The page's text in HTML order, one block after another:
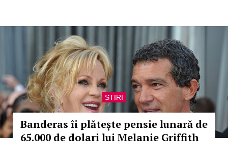
STIRI
Banderas îi plătește pensie lunară de
65.000 de dolari lui Melanie Griffith